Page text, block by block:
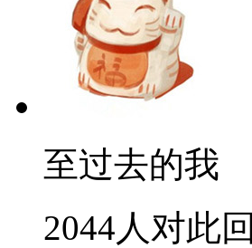
至过去的我
2044人对此